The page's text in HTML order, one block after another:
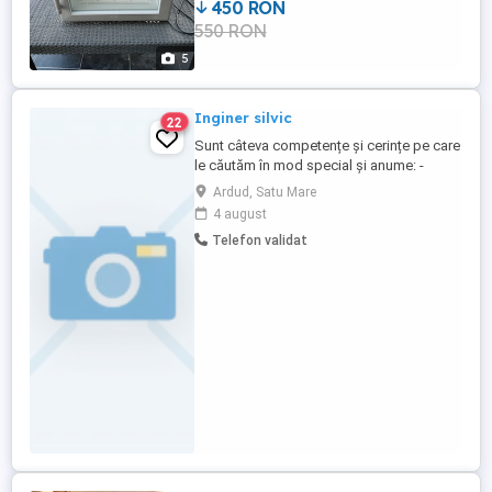
5
450 RON
550 RON
22 Inginer silvic
Sunt câteva competențe și cerințe pe care
le căutăm în mod special și anume: -
absolvent de studii de lungă durată-
Silvicultura , -cunoștințe solide de operare
PC, -nivel mediu/avansat de operare
Microsoft Office: Word si Excel, -abilități
Ardud, Satu Mare
4 august
Telefon validat